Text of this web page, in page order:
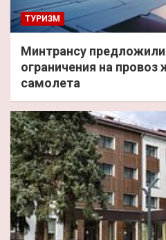
ТУРИЗМ
Минтрансу
ограничения на провоз
самолета